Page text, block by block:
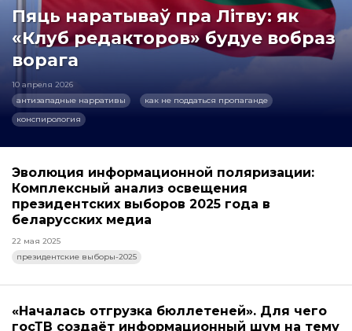
Пяць наратываў пра Літву: як
«Клуб редакторов» будуе вобраз
ворага
10 апреля 2026
антизападные нарративы
как не поддаться пропаганде
конспирология
Эволюция информационной поляризации:
Комплексный анализ освещения
президентских выборов 2025 года в
беларусских медиа
22 мая 2025
президентские выборы-2025
«Началась отгрузка бюллетеней». Для чего
госТВ создаёт информационный шум на тему